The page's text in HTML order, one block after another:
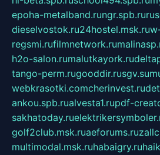
epoha-metalband.rungr.spb.ru
dieselvostok.ru24hostel.msk.ru
regsmi.rufilmnetwork.ru
h2o-salon.rumalutkayork.ru
tango-perm.rugooddir.rusgv.su
webkrasotki.comcherinvest.ru
ankou.spb.rualvesta1.rupdf-
sakhatoday.ru
golf2club.msk.ruaeforums.ru
multimodal.msk.ruhabaigry.ru